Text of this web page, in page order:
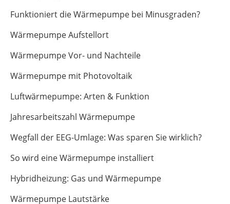
Funktioniert die Wärmepumpe bei Minusgraden?
Wärmepumpe Aufstellort
Wärmepumpe Vor- und Nachteile
Wärmepumpe mit Photovoltaik
Luftwärmepumpe: Arten & Funktion
Jahresarbeitszahl Wärmepumpe
Wegfall der EEG-Umlage: Was sparen Sie wirklich?
So wird eine Wärmepumpe installiert
Hybridheizung: Gas und Wärmepumpe
Wärmepumpe Lautstärke